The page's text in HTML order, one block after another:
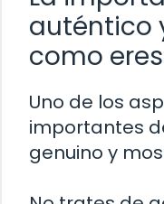
auténtico
como eres
Uno de los
importantes
genuino y